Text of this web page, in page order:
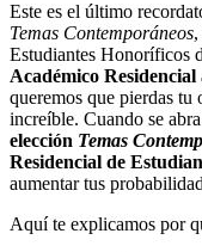
Este es el último
Temas Contemporáneos
Estudiantes Honoríficos
Académico Residencial
queremos que pierdas tu
increíble. Cuando se
elección Temas
Residencial de
aumentar tus
Aquí te explicamos por